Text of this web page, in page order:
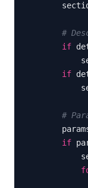
#
if
if
#
if